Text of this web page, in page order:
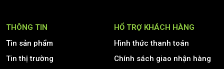
THÔNG TIN
Tin sản phẩm
Tin thị trường
HỔ TRỢ KHÁCH HÀNG
Hình thức thanh toán
Chính sách giao nhận hàng